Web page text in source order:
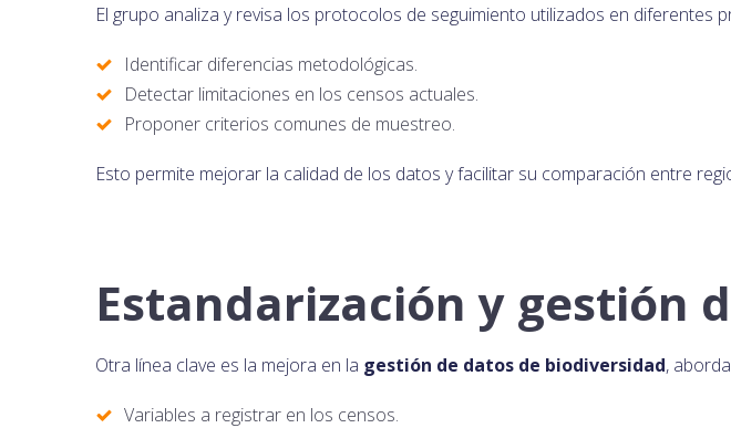
El grupo analiza y revisa los protocolos de seguimiento utilizados en diferentes
Identificar diferencias metodológicas.
Detectar limitaciones en los censos actuales.
Proponer criterios comunes de muestreo.
Esto permite mejorar la calidad de los datos y facilitar su comparación entre
Estandarización y gestión
Otra línea clave es la mejora en la gestión de datos de biodiversidad,
Variables a registrar en los censos.